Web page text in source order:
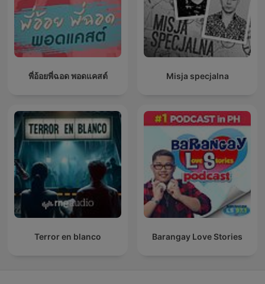
พี่อ้อยพี่ฉอด พอดแคสต์ Misja specjalna
Terror en blanco Barangay Love Stories